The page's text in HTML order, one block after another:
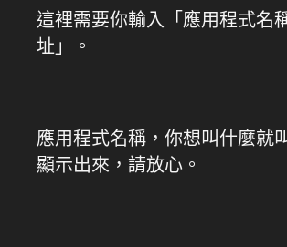
這裡需要你輸入「應用程式名
址」。
應用程式名稱，你想叫什麼就
顯示出來，請放心。